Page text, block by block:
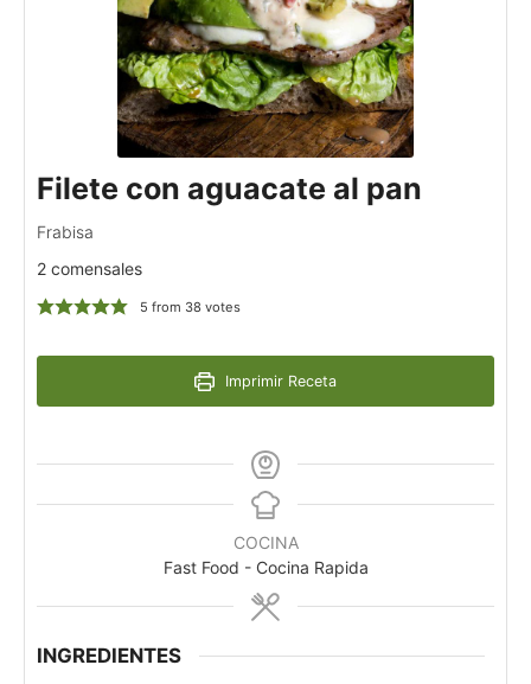
Filete con aguacate al pan
Frabisa
2 comensales
5 from 38 votes
Imprimir Receta
COCINA
Fast Food - Cocina Rapida
INGREDIENTES